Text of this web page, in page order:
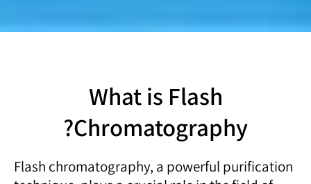
What is Flash
Chromatography?
Flash chromatography, a powerful purification